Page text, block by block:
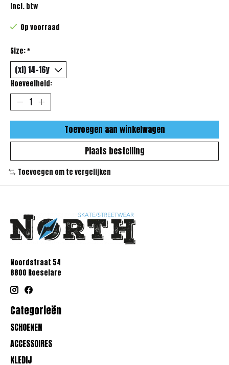
Incl. btw
Op voorraad
Size:*
Hoeveelheid:
Toevoegen aan winkelwagen
Plaats bestelling
Toevoegen om te vergelijken
Noordstraat 54
8800 Roeselare
Categorieën
SCHOENEN
ACCESSOIRES
KLEDIJ